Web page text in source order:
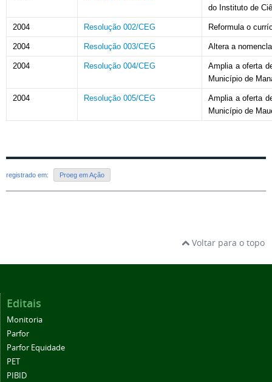
do Instituto de
2004 Resolução 002/CEG Reformula o
2004 Resolução 003/CEG Altera a
2004 Resolução 004/CEG
Amplia a oferta
Município de
2004 Resolução 005/CEG
Amplia a oferta
Município de
registrado em: Proeg em Ação
Voltar para o topo
Editais
Monitoria
Parfor
Parfor Equidade
PET
PIBID